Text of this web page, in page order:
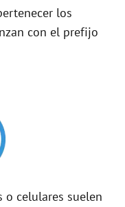
los
con el prefijo
celulares suelen